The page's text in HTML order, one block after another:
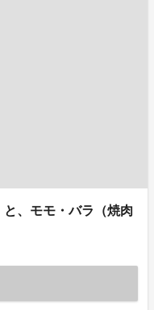
と、モモ・バラ（焼肉